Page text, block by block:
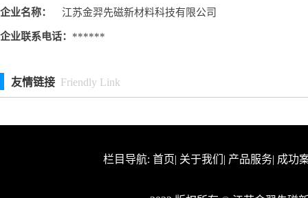
企业名称： 江苏金羿先磁新材料科技有限公司
企业联系电话： ******
友情链接 Friendly Link
栏目导航: 首页| 关于我们 | 产品服务| 成功